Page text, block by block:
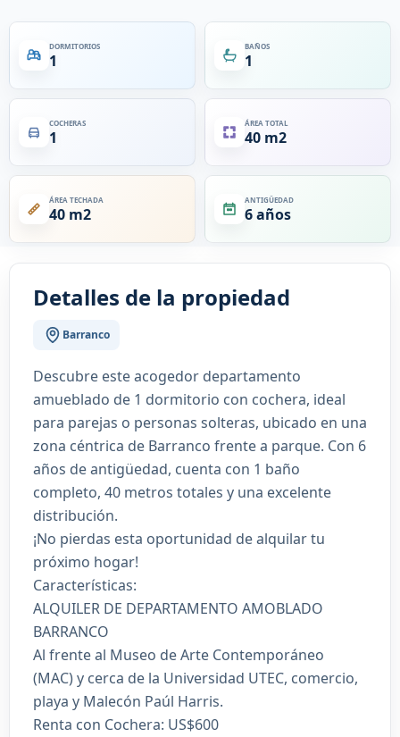
DORMITORIOS
1
BAÑOS
1
COCHERAS
1
ÁREA TOTAL
40 m2
ÁREA TECHADA
40 m2
ANTIGÜEDAD
6 años
Detalles de la propiedad
Barranco
Descubre este acogedor departamento
amueblado de 1 dormitorio con cochera, ideal
para parejas o personas solteras, ubicado en una
zona céntrica de Barranco frente a parque. Con 6
años de antigüedad, cuenta con 1 baño
completo, 40 metros totales y una excelente
distribución.
¡No pierdas esta oportunidad de alquilar tu
próximo hogar!
Características:
ALQUILER DE DEPARTAMENTO AMOBLADO
BARRANCO
Al frente al Museo de Arte Contemporáneo
(MAC) y cerca de la Universidad UTEC, comercio,
playa y Malecón Paúl Harris.
Renta con Cochera: US$600